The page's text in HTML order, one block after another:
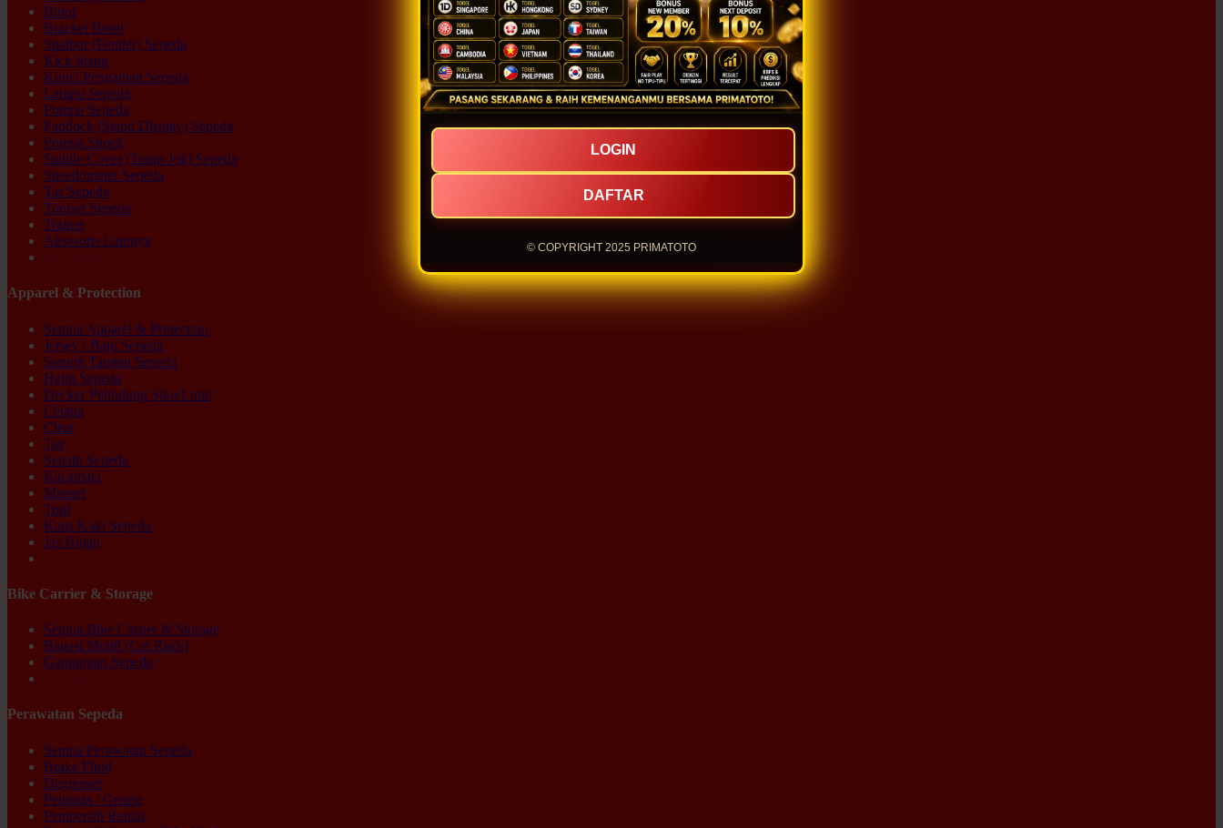
Botol
Bracket Botol
Spatbor (Fender) Sepeda
Kick Stand
Kunci Pengaman Sepeda
Lampu Sepeda
Pompa Sepeda
Paddock (Stand Display) Sepeda
Pompa Shock
Saddle Cover (Tutup Jok) Sepeda
Speedometer Sepeda
Tas Sepeda
Toolset Sepeda
Trainer
Aksesoris Lainnya
Apparel & Protection
Semua Apparel & Protection
Jersey / Baju Sepeda
Sarung Tangan Sepeda
Helm Sepeda
Decker Pelindung Siku/Lutut
Celana
Cleat
Tas
Sepatu Sepeda
Kacamata
Manset
Topi
Kaus Kaki Sepeda
Jas Hujan
Bike Carrier & Storage
Semua Bike Carrier & Storage
Bagasi Mobil (Car Rack)
Gantungan Sepeda
Perawatan Sepeda
Semua Perawatan Sepeda
Brake Fluid
Degreaser
Pelumas / Grease
Pembersih Rantai
LOGIN
DAFTAR
© COPYRIGHT 2025 PRIMATOTO